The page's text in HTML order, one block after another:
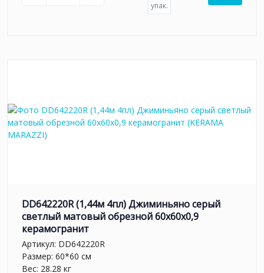
упак.
DD642220R (1,44м 4пл) Джиминьяно серый
светлый матовый обрезной 60х60x0,9
керамогранит
Артикул: DD642220R
Размер: 60*60 см
Вес: 28.28 кг